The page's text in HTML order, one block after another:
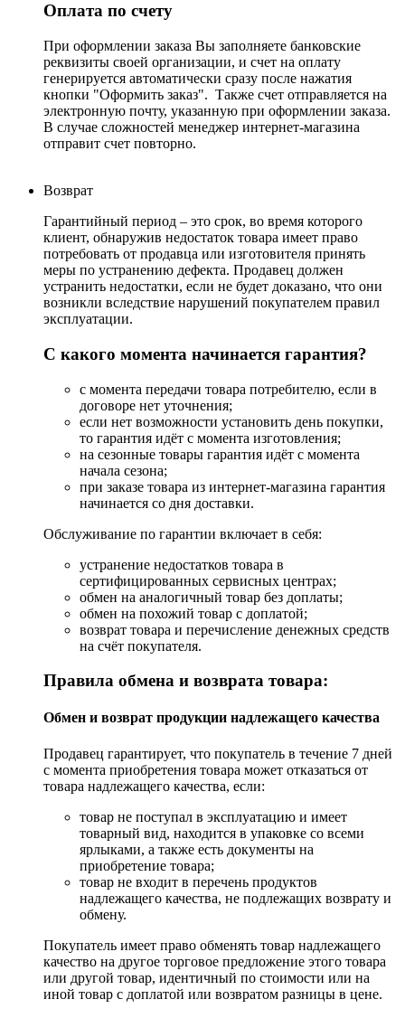
Оплата по счету
При оформлении заказа Вы заполняете банковские
реквизиты своей организации, и счет на оплату
генерируется автоматически сразу после нажатия
кнопки "Оформить заказ". Также счет отправляется на
электронную почту, указанную при оформлении заказа.
В случае сложностей менеджер интернет-магазина
отправит счет повторно.
Возврат
Гарантийный период – это срок, во время которого
клиент, обнаружив недостаток товара имеет право
потребовать от продавца или изготовителя принять
меры по устранению дефекта. Продавец должен
устранить недостатки, если не будет доказано, что они
возникли вследствие нарушений покупателем правил
эксплуатации.
С какого момента начинается гарантия?
с момента передачи товара потребителю, если в
договоре нет уточнения;
если нет возможности установить день покупки,
то гарантия идёт с момента изготовления;
на сезонные товары гарантия идёт с момента
начала сезона;
при заказе товара из интернет-магазина гарантия
начинается со дня доставки.
Обслуживание по гарантии включает в себя:
устранение недостатков товара в
сертифицированных сервисных центрах;
обмен на аналогичный товар без доплаты;
обмен на похожий товар с доплатой;
возврат товара и перечисление денежных средств
на счёт покупателя.
Правила обмена и возврата товара:
Обмен и возврат продукции надлежащего качества
Продавец гарантирует, что покупатель в течение 7 дней
с момента приобретения товара может отказаться от
товара надлежащего качества, если:
товар не поступал в эксплуатацию и имеет
товарный вид, находится в упаковке со всеми
ярлыками, а также есть документы на
приобретение товара;
товар не входит в перечень продуктов
надлежащего качества, не подлежащих возврату и
обмену.
Покупатель имеет право обменять товар надлежащего
качество на другое торговое предложение этого товара
или другой товар, идентичный по стоимости или на
иной товар с доплатой или возвратом разницы в цене.